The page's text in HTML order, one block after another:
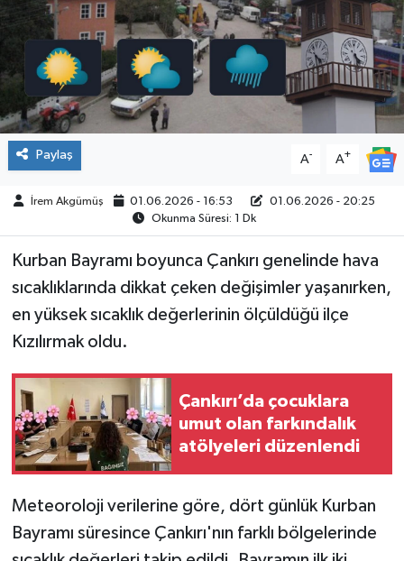
Paylaş A- A+
İrem Akgümüş 01.06.2026 - 16:53
01.06.2026 - 20:25
Okunma Süresi: 1 Dk
Kurban Bayramı boyunca Çankırı genelinde hava
sıcaklıklarında dikkat çeken değişimler yaşanırken,
en yüksek sıcaklık değerlerinin ölçüldüğü ilçe
Kızılırmak oldu.
Çankırı’da çocuklara
umut olan farkındalık
atölyeleri düzenlendi
Meteoroloji verilerine göre, dört günlük Kurban
Bayramı süresince Çankırı'nın farklı bölgelerinde
İLÇELER
RESMİ İLANLAR
KÜLTÜR
TURİZM
MAGAZİN
VEFAT
BİLİM&TEKNOLOJİ
BÖLGE
TÜRKİYE
DÜNYA